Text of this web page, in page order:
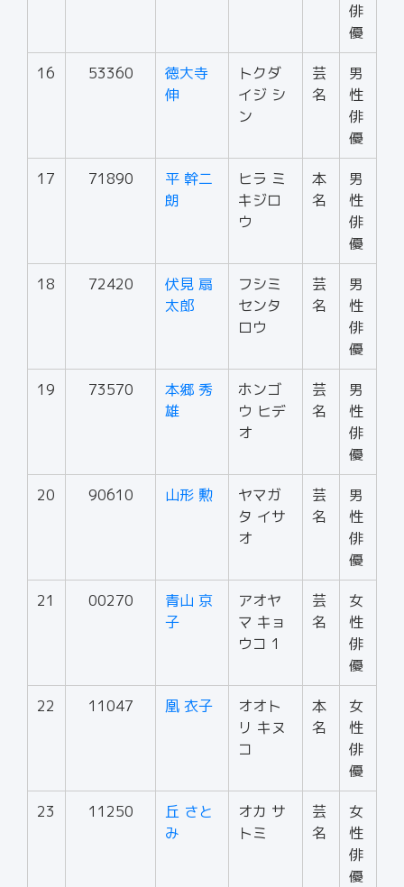
俳
優
16 53360
徳大寺
伸
トクダ
イジ シ
ン
芸
名
男
性
俳
優
17 71890
平 幹二
朗
ヒラ ミ
キジロ
ウ
本
名
男
性
俳
優
18 72420
伏見 扇
太郎
フシミ
センタ
ロウ
芸
名
男
性
俳
優
19 73570
本郷 秀
雄
ホンゴ
ウ ヒデ
オ
芸
名
男
性
俳
優
20 90610 山形 勲
ヤマガ
タ イサ
オ
芸
名
男
性
俳
優
21 00270
青山 京
子
アオヤ
マ キョ
ウコ 1
芸
名
女
性
俳
優
22 11047 凰 衣子
オオト
リ キヌ
コ
本
名
女
性
俳
優
23 11250
丘 さと
み
オカ サ
トミ
芸
名
女
性
俳
優